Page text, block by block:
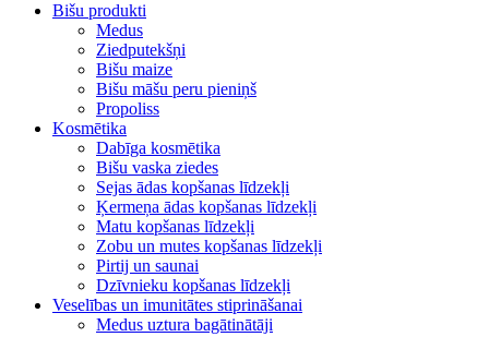
Bišu produkti
Medus
Ziedputekšņi
Bišu maize
Bišu māšu peru pieniņš
Propoliss
Kosmētika
Dabīga kosmētika
Bišu vaska ziedes
Sejas ādas kopšanas līdzekļi
Ķermeņa ādas kopšanas līdzekļi
Matu kopšanas līdzekļi
Zobu un mutes kopšanas līdzekļi
Pirtij un saunai
Dzīvnieku kopšanas līdzekļi
Veselības un imunitātes stiprināšanai
Medus uztura bagātinātāji